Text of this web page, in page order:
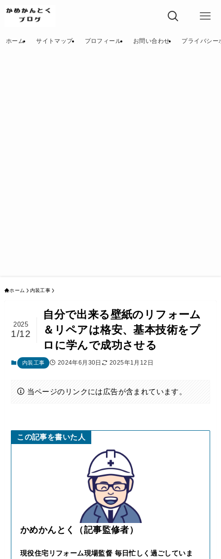
ホーム サイトマップ プロフィール お問い合わせ プライバシー
ホーム 内装工事
自分で出来る壁紙のリフォーム
＆リペアは格安、基本技術をプ
ロに学んで成功させる
2025
1/12
内装工事 2024年6月30日 2025年1月12日
当ページのリンクには広告が含まれています。
この記事を書いた人
かめかんとく（記事監修者）
現役住宅リフォーム現場監督 毎日忙しく過ごしていま